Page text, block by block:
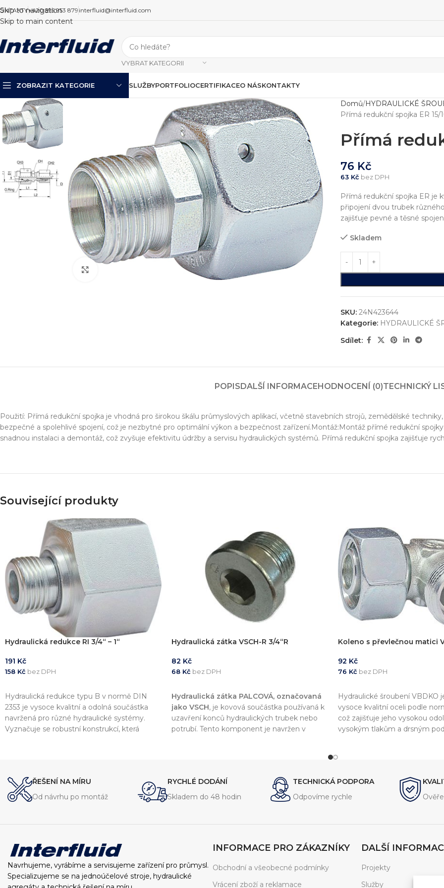
Skip to navigation
Skip to main content
+420 595 953 879 interfluid@interfluid.com
VYBRAT KATEGORII
ZOBRAZIT KATEGORIE SLUŽBY
Za posledních 20 let jsme realizovali více než750+ jedinečných průmyslových
Návrh a prototypování
Technická dokumentace
Simulace chování zařízení
20+ let zkušeností v oboru
PORTFOLIOCERTIFIKACEO NÁSKONTAKTY
Domů HYDRAULICKÉ
Přímá redukční spojka ER 15/
Přímá
76 Kč
63 Kč bez DPH
Přímá redukční spojka ER je
připojení dvou trubek
zajišťuje pevné a těsné
Skladem
SKU: 24N423644
Kategorie: HYDRAULICKÉ
Sdílet:
POPISDALŠÍ INFORMACEHODNOCENÍ (0)TECHNICKÝ
Použití: Přímá redukční spojka je vhodná pro širokou škálu průmyslových aplikací, včetně stavebních strojů, zemědělské
bezpečné a spolehlivé spojení, což je nezbytné pro optimální výkon a bezpečnost zařízení.Montáž:Montáž přímé redukční
snadnou instalaci a demontáž, což zvyšuje efektivitu údržby a servisu hydraulických systémů. Přímá redukční spojka zajišťuje
Související produkty
Hydraulická redukce RI 3/4“ – 1“
191 Kč
158 Kč bez DPH
Hydraulická redukce typu B v normě DIN
2353 je vysoce kvalitní a odolná součástka
navržená pro různé hydraulické systémy.
Vyznačuje se robustní konstrukcí, která
Hydraulická zátka VSCH-R 3/4“R
82 Kč
68 Kč bez DPH
Hydraulická zátka PALCOVÁ, označovaná
jako VSCH, je kovová součástka používaná k
uzavření konců hydraulických trubek nebo
potrubí. Tento komponent je navržen v
Koleno s převlečnou matici
92 Kč
76 Kč bez DPH
Hydraulické šroubení VBDKO
vysoce kvalitní oceli podle
což zajišťuje jeho vysokou
vysokým tlakům a drsným
ŘEŠENÍ NA MÍRU
Od návrhu po montáž
RYCHLÉ DODÁNÍ
Skladem do 48 hodin
TECHNICKÁ PODPORA
Odpovíme rychle
Navrhujeme, vyrábíme a servisujeme zařízení pro průmysl.
Specializujeme se na jednoúčelové stroje, hydraulické
INFORMACE PRO ZÁKAZNÍKY
Obchodní a všeobecné podmínky
Vrácení zboží a reklamace
DALŠÍ
Projekty
Služby